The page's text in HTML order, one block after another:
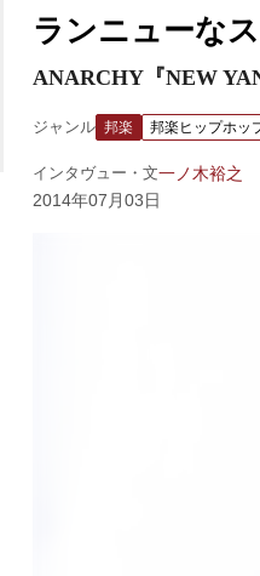
ランニューな
ANARCHY『NEW
ジャンル 邦楽 邦楽ヒップホッ
インタヴュー・文一ノ木裕之
2014年07月03日